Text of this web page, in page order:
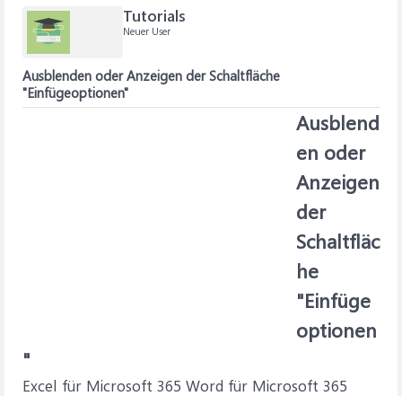
Tutorials
Neuer User
Ausblenden oder Anzeigen der Schaltfläche
"Einfügeoptionen"
Ausblend
en oder
Anzeigen
der
Schaltfläc
he
"Einfüge
optionen
"
Excel für Microsoft 365 Word für Microsoft 365